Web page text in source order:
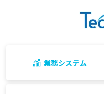
業務システム